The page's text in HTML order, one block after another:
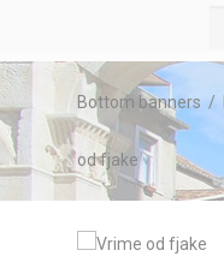
Bottom banners /
od fjake